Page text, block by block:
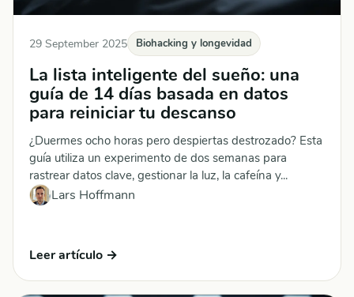
29 September 2025 Biohacking y longevidad
La lista inteligente del sueño: una
guía de 14 días basada en datos
para reiniciar tu descanso
¿Duermes ocho horas pero despiertas destrozado? Esta
guía utiliza un experimento de dos semanas para
rastrear datos clave, gestionar la luz, la cafeína y...
Lars Hoffmann
Leer artículo →